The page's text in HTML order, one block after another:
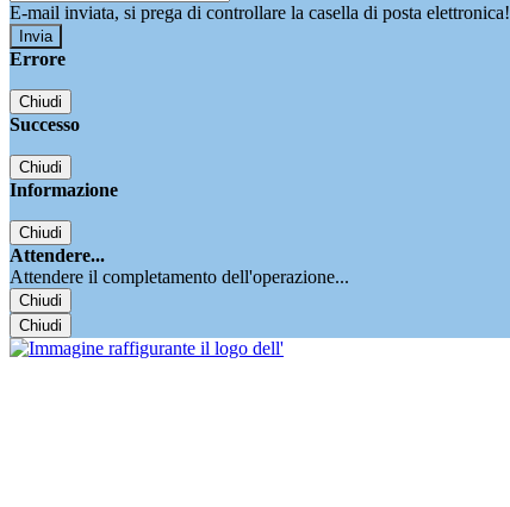
E-mail inviata, si prega di controllare la casella di posta elettronica!
Errore
Chiudi
Successo
Chiudi
Informazione
Chiudi
Attendere...
Attendere il completamento dell'operazione...
Chiudi
Chiudi